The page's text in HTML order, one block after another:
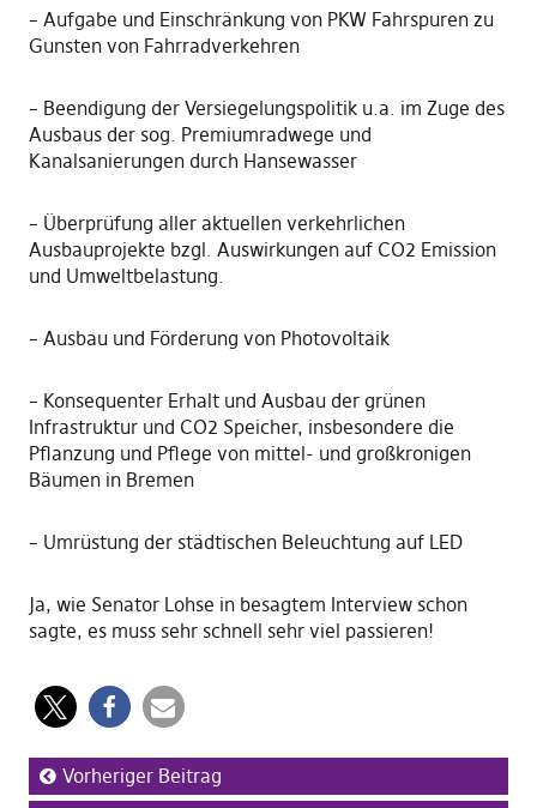
– Aufgabe und Einschränkung von PKW Fahrspuren zu
Gunsten von Fahrradverkehren
– Beendigung der Versiegelungspolitik u.a. im Zuge des
Ausbaus der sog. Premiumradwege und
Kanalsanierungen durch Hansewasser
– Überprüfung aller aktuellen verkehrlichen
Ausbauprojekte bzgl. Auswirkungen auf CO2 Emission
und Umweltbelastung.
– Ausbau und Förderung von Photovoltaik
– Konsequenter Erhalt und Ausbau der grünen
Infrastruktur und CO2 Speicher, insbesondere die
Pflanzung und Pflege von mittel- und großkronigen
Bäumen in Bremen
– Umrüstung der städtischen Beleuchtung auf LED
Ja, wie Senator Lohse in besagtem Interview schon
sagte, es muss sehr schnell sehr viel passieren!
Vorheriger Beitrag